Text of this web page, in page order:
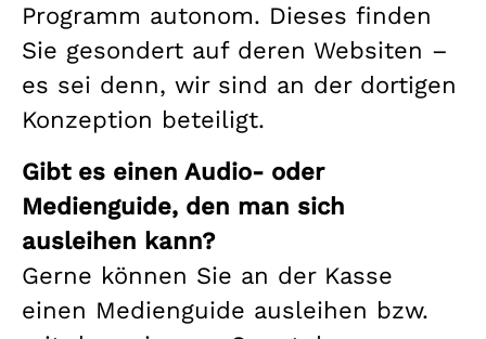
Programm autonom. Dieses finden
Sie gesondert auf deren Websiten –
es sei denn, wir sind an der dortigen
Konzeption beteiligt.
Gibt es einen Audio- oder
Medienguide, den man sich
ausleihen kann?
Gerne können Sie an der Kasse
einen Medienguide ausleihen bzw.